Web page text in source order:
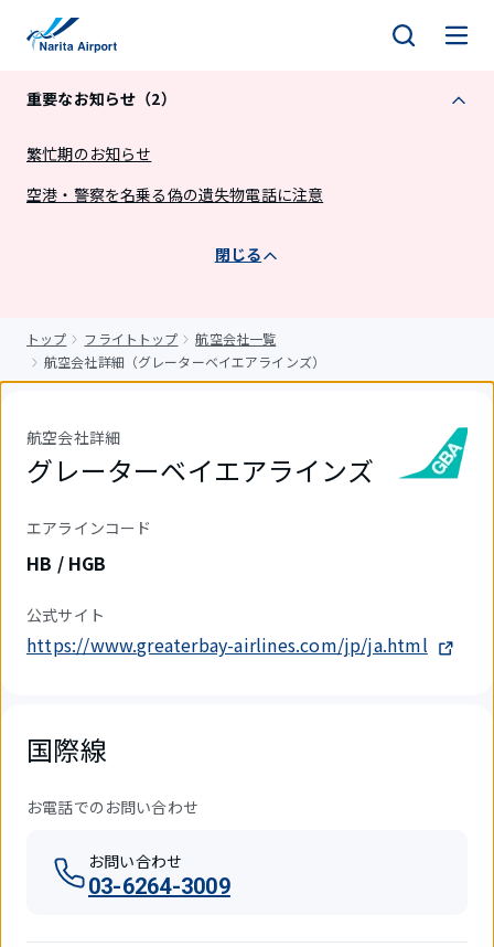
重要なお知らせ（2）
繁忙期のお知らせ
空港・警察を名乗る偽の遺失物電話に注意
閉じる
トップ フライトトップ
航空会社一覧
航空会社詳細（グレーターベイエアラインズ）
航空会社詳細
グレーターベイエアラインズ
エアラインコード
HB / HGB
公式サイト
https://www.greaterbay-airlines.com/jp/ja.html
国際線
お電話でのお問い合わせ
お問い合わせ
03-6264-3009